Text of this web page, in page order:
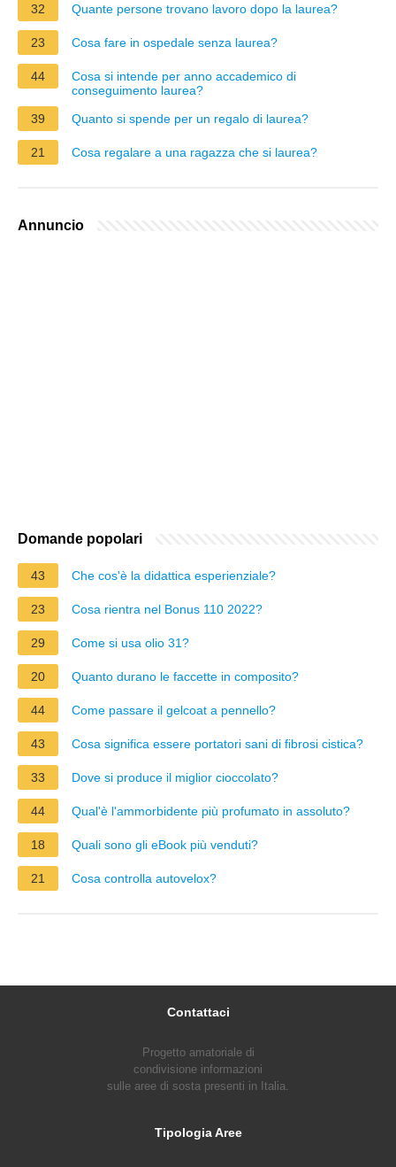
32 Quante persone trovano lavoro dopo la laurea?
23 Cosa fare in ospedale senza laurea?
44
Cosa si intende per anno accademico di
conseguimento laurea?
39
Quanto si spende per un regalo di laurea?
21 Cosa regalare a una ragazza che si laurea?
Annuncio
Domande popolari
43 Che cos'è la didattica esperienziale?
23 Cosa rientra nel Bonus 110 2022?
29 Come si usa olio 31?
20 Quanto durano le faccette in composito?
44 Come passare il gelcoat a pennello?
43 Cosa significa essere portatori sani di fibrosi cistica?
33 Dove si produce il miglior cioccolato?
44 Qual'è l'ammorbidente più profumato in assoluto?
18 Quali sono gli eBook più venduti?
21 Cosa controlla autovelox?
Contattaci
Progetto amatoriale di
condivisione informazioni
sulle aree di sosta presenti in Italia.
Tipologia Aree